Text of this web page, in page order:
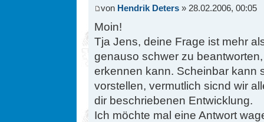
von Hendrik Deters » 28.02.2006, 00:05
Moin!
Tja Jens, deine Frage ist mehr
genauso schwer zu
erkennen kann. Scheinbar kann
vorstellen, vermutlich sicnd wir
dir beschriebenen Entwicklung.
Ich möchte mal eine Antwort